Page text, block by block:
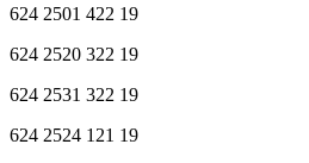
624 2501 422 19
624 2520 322 19
624 2531 322 19
624 2524 121 19